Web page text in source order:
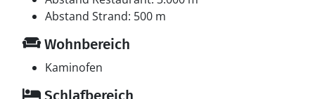
Abstand Strand: 500 m
Wohnbereich
Kaminofen